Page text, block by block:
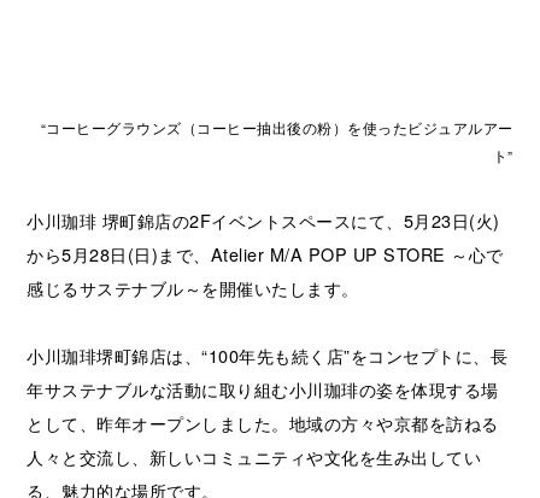
“コーヒーグラウンズ（コーヒー抽出後の粉）を使ったビジュアルアー
ト”
小川珈琲 堺町錦店の2Fイベントスペースにて、5月23日(火)
から5月28日(日)まで、Atelier M/A POP UP STORE ～心で
感じるサステナブル～を開催いたします。
小川珈琲堺町錦店は、“100年先も続く店”をコンセプトに、長
年サステナブルな活動に取り組む小川珈琲の姿を体現する場
として、昨年オープンしました。地域の方々や京都を訪ねる
人々と交流し、新しいコミュニティや文化を生み出してい
る、魅力的な場所です。